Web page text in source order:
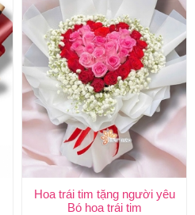
Hoa trái tim tặng người yêu
Bó hoa trái tim